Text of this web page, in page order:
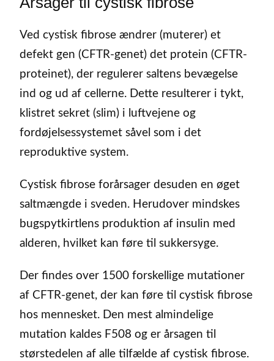
Ved cystisk fibrose ændrer (muterer) et
defekt gen (CFTR-genet) det protein (CFTR-
proteinet), der regulerer saltens bevægelse
ind og ud af cellerne. Dette resulterer i tykt,
klistret sekret (slim) i luftvejene og
fordøjelsessystemet såvel som i det
reproduktive system.
Cystisk fibrose forårsager desuden en øget
saltmængde i sveden. Herudover mindskes
bugspytkirtlens produktion af insulin med
alderen, hvilket kan føre til sukkersyge.
Der findes over 1500 forskellige mutationer
af CFTR-genet, der kan føre til cystisk fibrose
hos mennesket. Den mest almindelige
mutation kaldes F508 og er årsagen til
størstedelen af alle tilfælde af cystisk fibrose.